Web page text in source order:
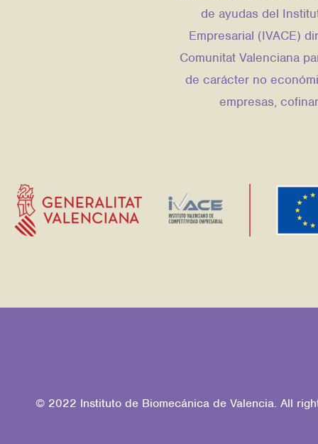
de ayudas del
Empresarial (IVACE)
Comunitat Valenciana
de carácter no
empresas,
© 2022 Instituto de Biomecánica de Valencia. All